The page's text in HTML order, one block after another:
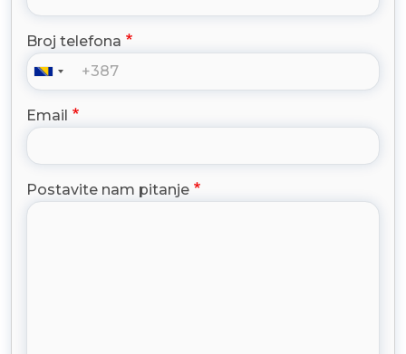
Broj telefona
Email
Postavite nam pitanje